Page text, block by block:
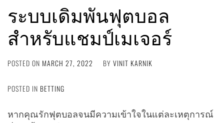
ระบบเดิมพันฟุตบอล
สำหรับแชมป์เมเจอร์
POSTED ON MARCH 27, 2022 BY VINIT KARNIK
POSTED IN BETTING
หากคุณรักฟุตบอลจนมีความเข้าใจในแต่ละเหตุการณ์